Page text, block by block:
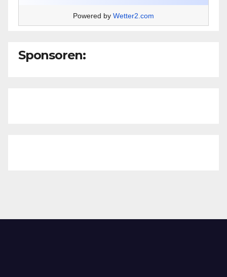
Powered by Wetter2.com
Sponsoren: